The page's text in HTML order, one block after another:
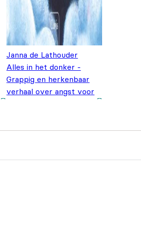
Janna de Lathouder
Alles in het donker -
Grappig en herkenbaar
verhaal over angst voor